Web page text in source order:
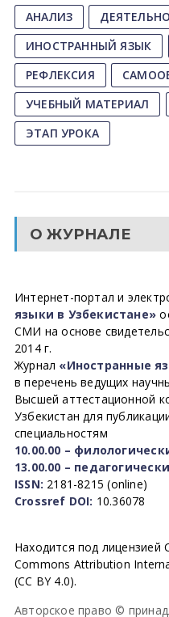
АНАЛИЗ
ИНОСТРАННЫЙ ЯЗЫК
РЕФЛЕКСИЯ
УЧЕБНЫЙ МАТЕРИАЛ
ЭТАП УРОКА
О ЖУРНАЛЕ
Интернет-портал и
языки в Узбекистане»
СМИ на основе
2014 г.
Журнал «Иностранные
в перечень ведущих
Высшей аттестационной
Узбекистан для
специальностям
10.00.00 –
13.00.00 –
ISSN: 2181-8215 (online)
Crossref DOI: 10.36078
Находится под лицензией
Commons Attribution
(CC BY 4.0).
Авторское право ©